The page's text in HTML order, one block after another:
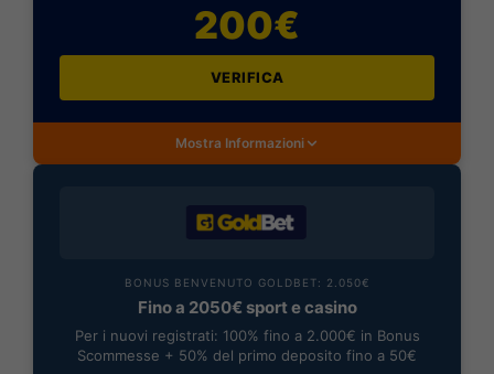
200€
VERIFICA
Mostra Informazioni
BONUS BENVENUTO GOLDBET: 2.050€
Fino a 2050€ sport e casino
Per i nuovi registrati: 100% fino a 2.000€ in Bonus
Scommesse + 50% del primo deposito fino a 50€